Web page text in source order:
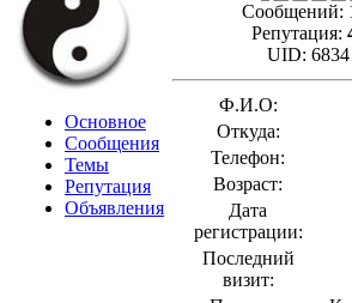
Основное
Сообщения
Темы
Репутация
Объявления
Сообщений:
Репутация:
UID: 6834
Ф.И.О:
Откуда:
Телефон:
Возраст:
Дата
регистрации:
Последний
визит: